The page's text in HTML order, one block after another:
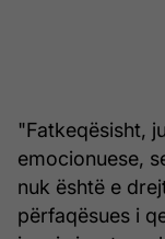
"Fatkeqësisht,
emocionuese,
nuk është e
përfaqësues i